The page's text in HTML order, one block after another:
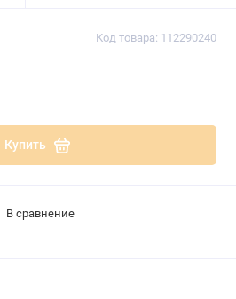
Код товара: 112290240
Купить
В сравнение